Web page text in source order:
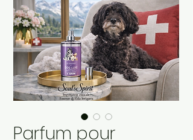
Parfum pour